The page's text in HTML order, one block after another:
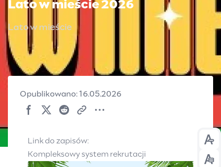
Lato w mieście 2026
Lato w mieście
Opublikowano: 16.05.2026
Link do zapisów:
Kompleksowy system rekrutacji